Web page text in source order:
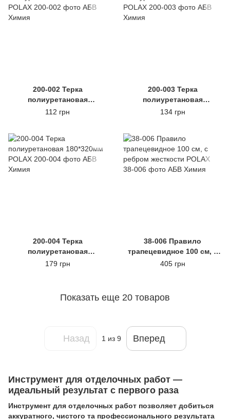
200-002 Терка
полиуретановая
120*240мм POLAX
112 грн
200-003 Терка
полиуретановая
140*280мм POLAX
134 грн
200-004 Терка
полиуретановая
180*320мм POLAX
179 грн
38-006 Правило
трапецевидное 100 см, с
ребром жесткости POLAX
405 грн
Показать еще 20 товаров
Назад 1 из 9 Вперед
Инструмент для отделочных работ —
идеальный результат с первого раза
Инструмент для отделочных работ позволяет добиться
аккуратного, чистого та профессионального результата